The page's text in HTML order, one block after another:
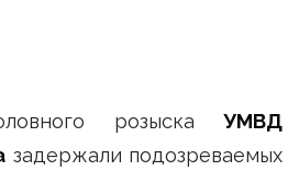
розыска УМВД
задержали подозреваемых